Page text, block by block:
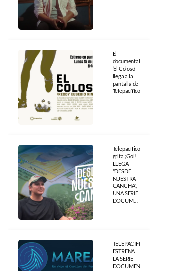
El
documental
‘El Coloso’
llega a la
pantalla de
Telepacífico
Telepacífico
grita ¡Gol!
LLEGA
"DESDE
NUESTRA
CANCHA",
UNA SERIE
DOCUMENTAL
TELEPACIFICO
ESTRENA
LA SERIE
DOCUMENTAL